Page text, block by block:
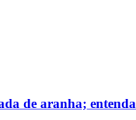
de aranha; entenda